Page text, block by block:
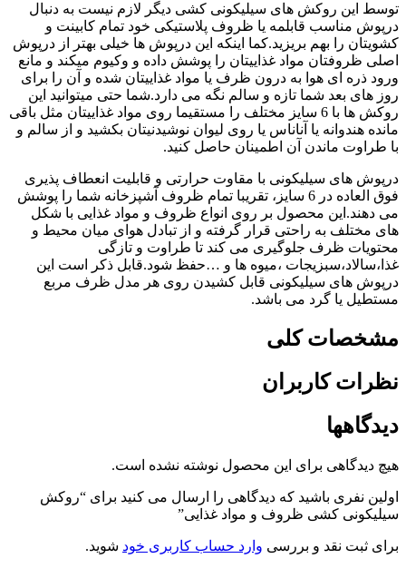
توسط این روکش های سیلیکونی کشی دیگر لازم نیست به دنبال
درپوش مناسب قابلمه یا ظروف پلاستیکی خود تمام کابینت و
کشویتان را بهم بریزید.کما اینکه این درپوش ها خیلی بهتر از درپوش
اصلی ظروفتان مواد غذاییتان را پوشش داده و وکیوم میکند و مانع
ورود ذره ای هوا به درون ظرف یا مواد غذاییتان شده و آن را برای
روز های بعد شما تازه و سالم نگه می دارد.شما حتی میتوانید این
روکش ها با 6 سایز مختلف را مستقیما روی مواد غذاییتان مثل باقی
مانده هندوانه یا آناناس یا روی لیوان نوشیدنیتان بکشید و از سالم و
با طراوت ماندن آن اطمینان حاصل کنید.
درپوش های سیلیکونی با مقاوت حرارتی و قابلیت انعطاف پذیری
فوق العاده در 6 سایز، تقریبا تمام ظروف آشپزخانه شما را پوشش
می دهند.این محصول بر روی انواع ظروف و مواد غذایی با شکل
های مختلف به راحتی قرار گرفته و از تبادل هوای میان محیط و
محتویات ظرف جلوگیری می کند تا طراوت و تازگی
غذا،سالاد،سبزیجات ،میوه ها و …حفظ شود.قابل ذکر است این
درپوش های سیلیکونی قابل کشیدن روی هر مدل ظرف مربع
مستطیل یا گرد می باشد.
مشخصات کلی
نظرات کاربران
دیدگاهها
هیچ دیدگاهی برای این محصول نوشته نشده است.
اولین نفری باشید که دیدگاهی را ارسال می کنید برای “روکش
سیلیکونی کشی ظروف و مواد غذایی”
برای ثبت نقد و بررسی وارد حساب کاربری خود شوید.